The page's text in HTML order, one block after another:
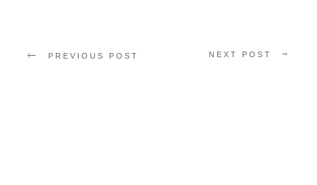
PREVIOUS POST NEXT POST